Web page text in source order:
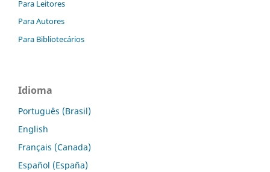
Para Leitores
Para Autores
Para Bibliotecários
Idioma
Português (Brasil)
English
Français (Canada)
Español (España)